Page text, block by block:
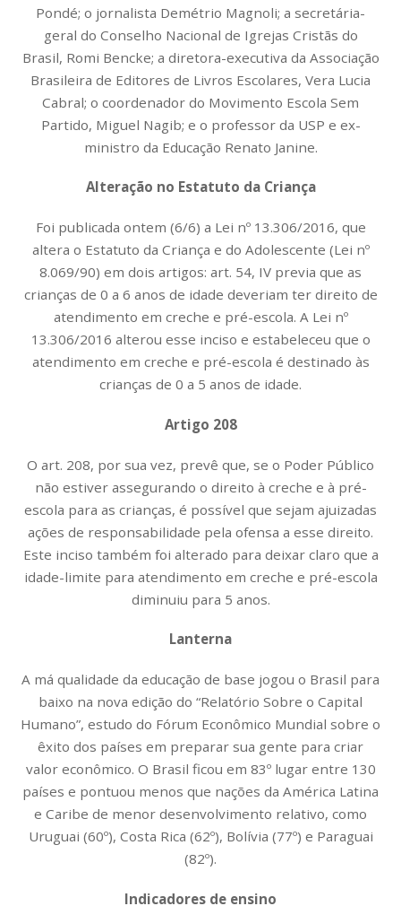
Pondé; o jornalista Demétrio Magnoli; a secretária-
geral do Conselho Nacional de Igrejas Cristãs do
Brasil, Romi Bencke; a diretora-executiva da Associação
Brasileira de Editores de Livros Escolares, Vera Lucia
Cabral; o coordenador do Movimento Escola Sem
Partido, Miguel Nagib; e o professor da USP e ex-
ministro da Educação Renato Janine.
Alteração no Estatuto da Criança
Foi publicada ontem (6/6) a Lei nº 13.306/2016, que
altera o Estatuto da Criança e do Adolescente (Lei nº
8.069/90) em dois artigos: art. 54, IV previa que as
crianças de 0 a 6 anos de idade deveriam ter direito de
atendimento em creche e pré-escola. A Lei nº
13.306/2016 alterou esse inciso e estabeleceu que o
atendimento em creche e pré-escola é destinado às
crianças de 0 a 5 anos de idade.
Artigo 208
O art. 208, por sua vez, prevê que, se o Poder Público
não estiver assegurando o direito à creche e à pré-
escola para as crianças, é possível que sejam ajuizadas
ações de responsabilidade pela ofensa a esse direito.
Este inciso também foi alterado para deixar claro que a
idade-limite para atendimento em creche e pré-escola
diminuiu para 5 anos.
Lanterna
A má qualidade da educação de base jogou o Brasil para
baixo na nova edição do “Relatório Sobre o Capital
Humano”, estudo do Fórum Econômico Mundial sobre o
êxito dos países em preparar sua gente para criar
valor econômico. O Brasil ficou em 83º lugar entre 130
países e pontuou menos que nações da América Latina
e Caribe de menor desenvolvimento relativo, como
Uruguai (60º), Costa Rica (62º), Bolívia (77º) e Paraguai
(82º).
Indicadores de ensino